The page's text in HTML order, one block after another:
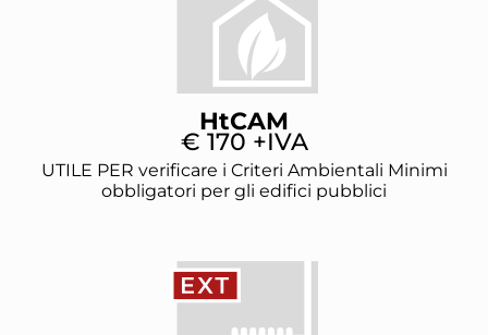
HtCAM
€ 170 +IVA
UTILE PER verificare i Criteri Ambientali Minimi
obbligatori per gli edifici pubblici